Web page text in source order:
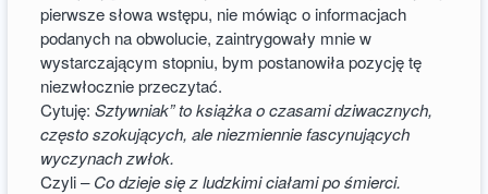
pierwsze słowa wstępu, nie mówiąc o informacjach
podanych na obwolucie, zaintrygowały mnie w
wystarczającym stopniu, bym postanowiła pozycję tę
niezwłocznie przeczytać.
Cytuję:Sztywniak” to książka o czasami dziwacznych,
często szokujących, ale niezmiennie fascynujących
wyczynach zwłok.
Czyli –Co dzieje się z ludzkimi ciałami po śmierci.